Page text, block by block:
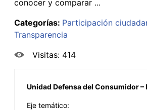
conocer y comparar ...
Categorías: Participación
Transparencia
Visitas: 414
Unidad Defensa del Consumidor –
Eje temático: